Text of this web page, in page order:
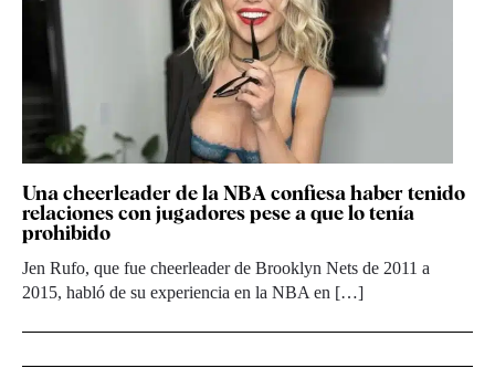
Una cheerleader de la NBA confiesa haber tenido
relaciones con jugadores pese a que lo tenía
prohibido
Jen Rufo, que fue cheerleader de Brooklyn Nets de 2011 a
2015, habló de su experiencia en la NBA en […]